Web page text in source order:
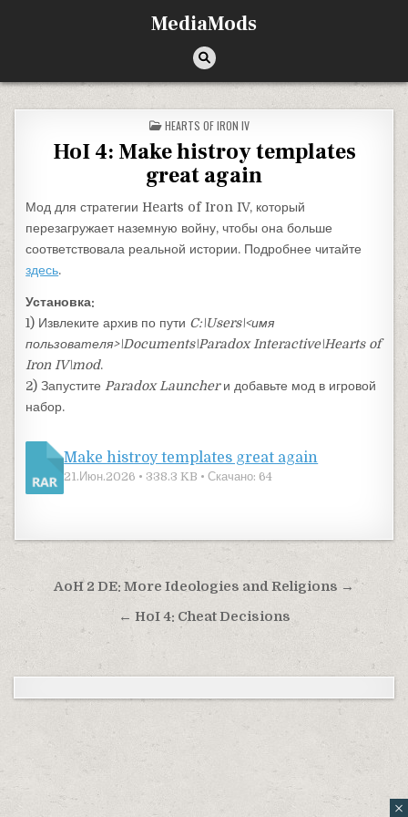
MediaMods
ОПУБЛИКОВАНО В
HEARTS OF IRON IV
HoI 4: Make histroy templates
great again
Мод для стратегии Hearts of Iron IV, который
перезагружает наземную войну, чтобы она больше
соответствовала реальной истории. Подробнее читайте
здесь.
Установка:
1) Извлеките архив по пути C:\Users\<имя
пользователя>\Documents\Paradox Interactive\Hearts of
Iron IV\mod.
2) Запустите Paradox Launcherи добавьте мод в игровой
набор.
Make histroy templates great again
21.Июн.2026 • 338.3 KB • Скачано: 64
Навигация по записям
AoH 2 DE: More Ideologies and Religions →
← HoI 4: Cheat Decisions